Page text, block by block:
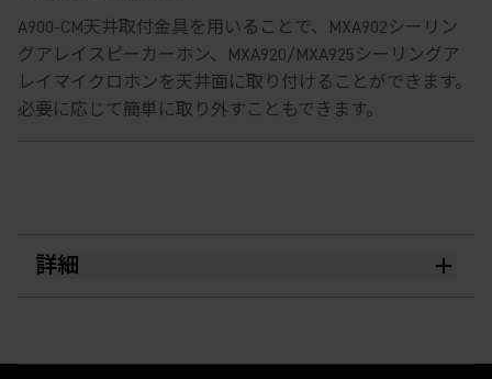
A900-CM天井取付金具を用いることで、MXA902シーリン
グアレイスピーカーホン、MXA920/MXA925シーリングア
レイマイクロホンを天井面に取り付けることができます。
必要に応じて簡単に取り外すこともできます。
詳細